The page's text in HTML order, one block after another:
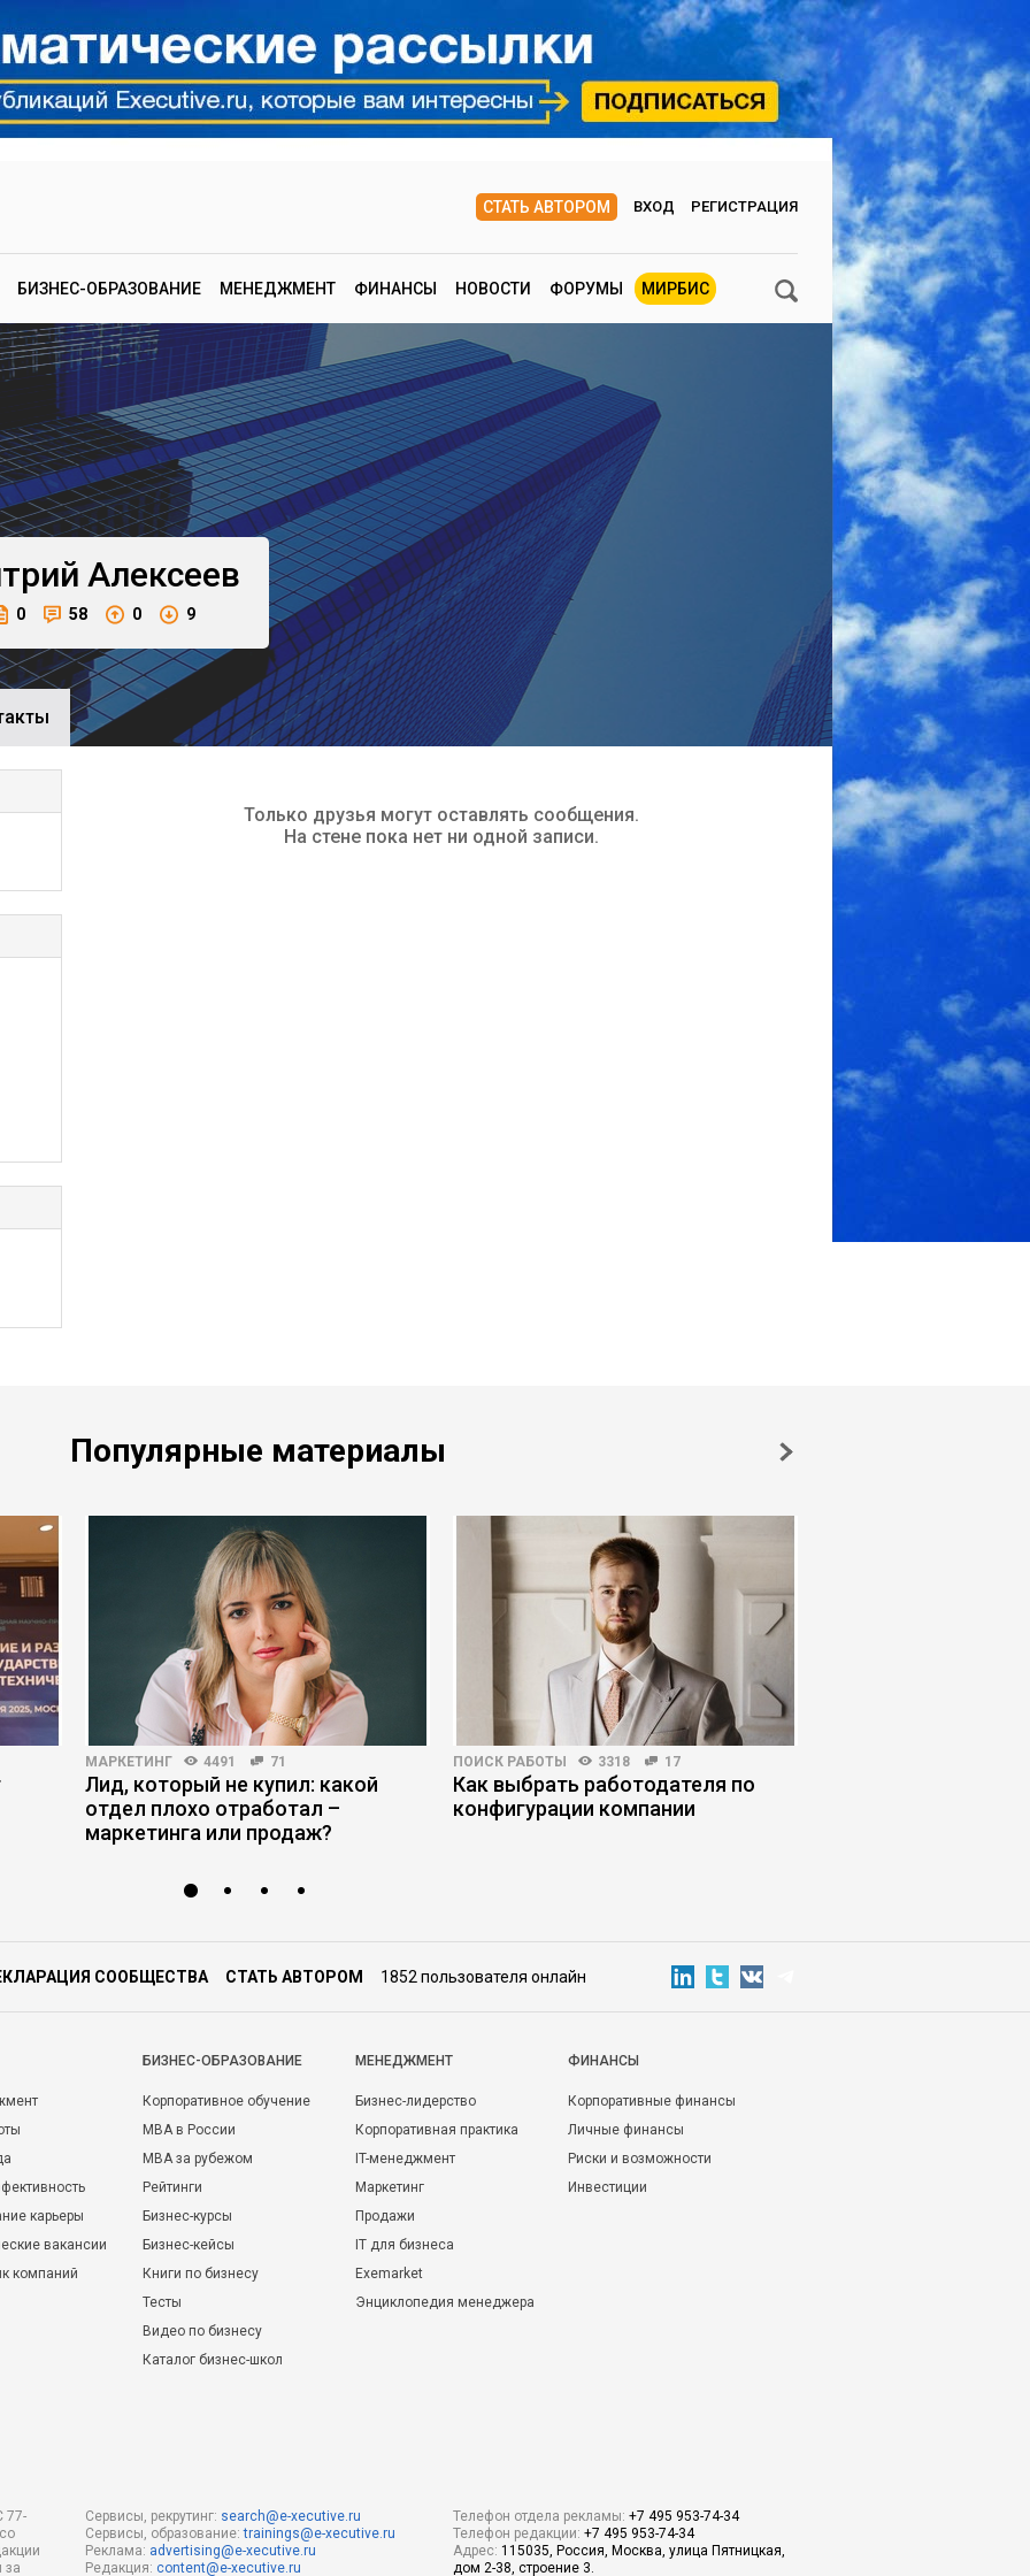
СТАТЬ АВТОРОМ ВХОД РЕГИСТРАЦИЯ
БИЗНЕС-ОБРАЗОВАНИЕ МЕНЕДЖМЕНТ ФИНАНСЫ НОВОСТИ ФОРУМЫ МИРБИС
Алексеев
0 58 0 9
Только друзья могут оставлять сообщения.
На стене пока нет ни одной записи.
Популярные материалы
МАРКЕТИНГ 4491 71
Лид, который не купил: какой
отдел плохо отработал –
маркетинга или продаж?
ПОИСК РАБОТЫ 3318 17
Как выбрать работодателя по
конфигурации компании
СООБЩЕСТВА СТАТЬ АВТОРОМ 1852 пользователя онлайн
карьеры
вакансии
компаний
БИЗНЕС-ОБРАЗОВАНИЕ
Корпоративное обучение
MBA в России
MBA за рубежом
Рейтинги
Бизнес-курсы
Бизнес-кейсы
Книги по бизнесу
Тесты
Видео по бизнесу
Каталог бизнес-школ
МЕНЕДЖМЕНТ
Бизнес-лидерство
Корпоративная практика
IT-менеджмент
Маркетинг
Продажи
IT для бизнеса
Exemarket
Энциклопедия менеджера
ФИНАНСЫ
Корпоративные финансы
Личные финансы
Риски и возможности
Инвестиции
77-
за
Сервисы, рекрутинг: search@e-xecutive.ru
Сервисы, образование:trainings@e-xecutive.ru
Реклама: advertising@e-xecutive.ru
Редакция: content@e-xecutive.ru
Телефон отдела рекламы: +7 495 953-74-34
Телефон редакции: +7 495 953-74-34
Адрес: 115035, Россия, Москва, улица Пятницкая,
дом 2-38, строение 3.